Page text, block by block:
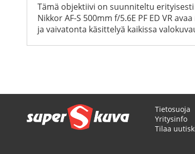
Tämä objektiivi on suunniteltu
Nikkor AF-S 500mm f/5.6E PF ED VR
ja vaivatonta käsittelyä kaikissa
Tietosuoja
Yritysinfo
Tilaa